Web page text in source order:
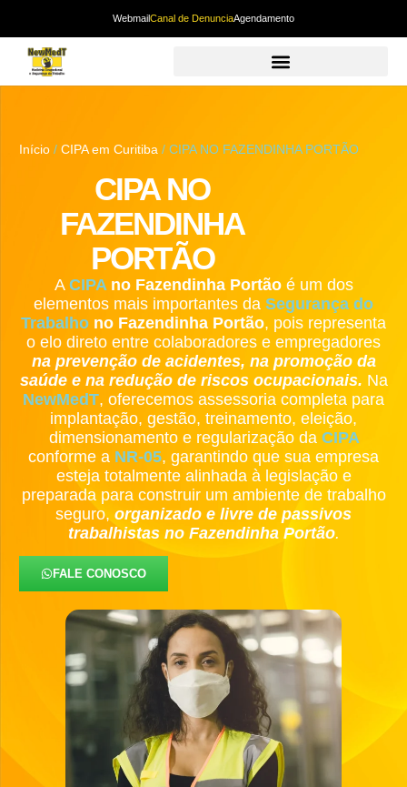
WebmailCanal de DenunciaAgendamento
Início /CIPA em Curitiba / CIPA NO FAZENDINHA PORTÃO
CIPA NO
FAZENDINHA
PORTÃO
A CIPAno Fazendinha Portãoé um dos
elementos mais importantes da Segurança do
Trabalho no Fazendinha Portão, pois representa
o elo direto entre colaboradores e empregadores
na prevenção de acidentes, na promoção da
saúde e na redução de riscos ocupacionais. Na
NewMedT, oferecemos assessoria completa para
implantação, gestão, treinamento, eleição,
dimensionamento e regularização da CIPA
conforme a NR-05, garantindo que sua empresa
esteja totalmente alinhada à legislação e
preparada para construir um ambiente de trabalho
seguro, organizado e livre de passivos
trabalhistas no Fazendinha Portão.
FALE CONOSCO